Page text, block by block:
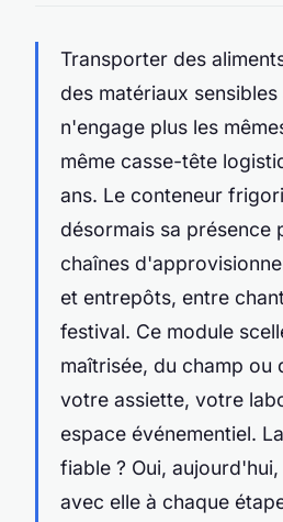
Transporter des
des matériaux
n'engage plus les
même casse-tête
ans. Le conteneur
désormais sa présence
chaînes
et entrepôts, entre
festival. Ce module
maîtrisée, du champ ou
votre assiette, votre
espace événementiel.
fiable ? Oui,
avec elle à chaque